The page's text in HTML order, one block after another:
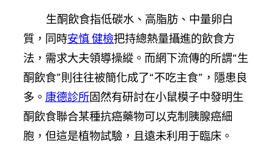
生酮飲食指低碳水、高脂肪、中量卵白
質，同時安慎 健檢把持總熱量攝進的飲食方
法，需求大夫領導操縱。而網下流傳的所謂“生
酮飲食”則往往被簡化成了“不吃主食”，隱患良
多。 康德診所固然有研討在小鼠模子中發明生
酮飲食聯合某種抗癌藥物可以克制胰腺癌細
胞，但這是植物試驗，且遠未利用于臨床。